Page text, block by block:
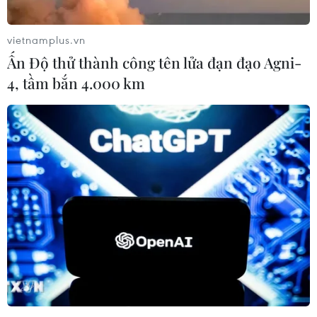
#Bất động sản
#Ngọc Viên Islands-Hà Nội
Theo dõi VietnamPlus
vietnamplus.vn
Ấn Độ thử thành công tên lửa đạn đạo Agni-
4, tầm bắn 4.000 km